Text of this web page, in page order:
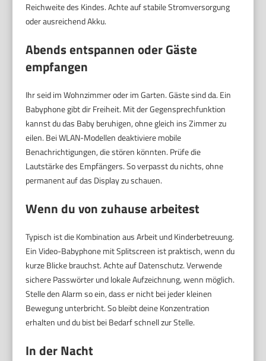
Reichweite des Kindes. Achte auf stabile Stromversorgung
oder ausreichend Akku.
Abends entspannen oder Gäste
empfangen
Ihr seid im Wohnzimmer oder im Garten. Gäste sind da. Ein
Babyphone gibt dir Freiheit. Mit der Gegensprechfunktion
kannst du das Baby beruhigen, ohne gleich ins Zimmer zu
eilen. Bei WLAN-Modellen deaktiviere mobile
Benachrichtigungen, die stören könnten. Prüfe die
Lautstärke des Empfängers. So verpasst du nichts, ohne
permanent auf das Display zu schauen.
Wenn du von zuhause arbeitest
Typisch ist die Kombination aus Arbeit und Kinderbetreuung.
Ein Video-Babyphone mit Splitscreen ist praktisch, wenn du
kurze Blicke brauchst. Achte auf Datenschutz. Verwende
sichere Passwörter und lokale Aufzeichnung, wenn möglich.
Stelle den Alarm so ein, dass er nicht bei jeder kleinen
Bewegung unterbricht. So bleibt deine Konzentration
erhalten und du bist bei Bedarf schnell zur Stelle.
In der Nacht